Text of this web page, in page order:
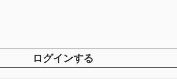
ログインする